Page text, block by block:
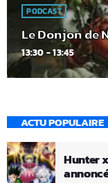
PODCAST
Le Donjon de
13:30 - 13:45
ACTU POPULAIRE
Hunter